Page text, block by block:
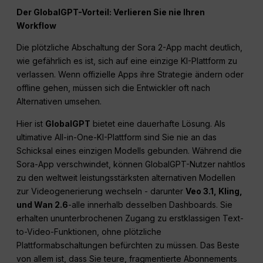
Der GlobalGPT-Vorteil: Verlieren Sie nie Ihren
Workflow
Die plötzliche Abschaltung der Sora 2-App macht deutlich,
wie gefährlich es ist, sich auf eine einzige KI-Plattform zu
verlassen. Wenn offizielle Apps ihre Strategie ändern oder
offline gehen, müssen sich die Entwickler oft nach
Alternativen umsehen.
Hier ist GlobalGPT bietet eine dauerhafte Lösung. Als
ultimative All-in-One-KI-Plattform sind Sie nie an das
Schicksal eines einzigen Modells gebunden. Während die
Sora-App verschwindet, können GlobalGPT-Nutzer nahtlos
zu den weltweit leistungsstärksten alternativen Modellen
zur Videogenerierung wechseln - darunterVeo 3.1, Kling,
und Wan 2.6-alle innerhalb desselben Dashboards. Sie
erhalten ununterbrochenen Zugang zu erstklassigen Text-
to-Video-Funktionen, ohne plötzliche
Plattformabschaltungen befürchten zu müssen. Das Beste
von allem ist, dass Sie teure, fragmentierte Abonnements